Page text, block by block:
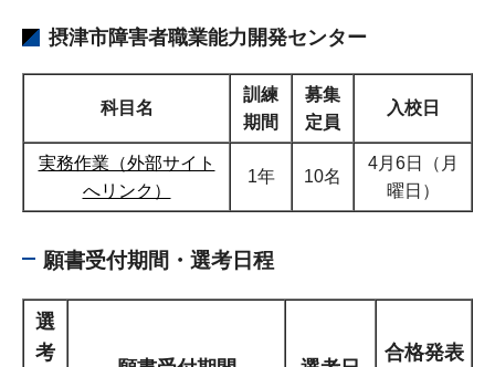
摂津市障害者職業能力開発センター
科目名
訓練
期間
募集
定員
入校日
実務作業（外部サイト
へリンク）
1年 10名
4月6日（月
曜日）
願書受付期間・選考日程
選
考
合格発表